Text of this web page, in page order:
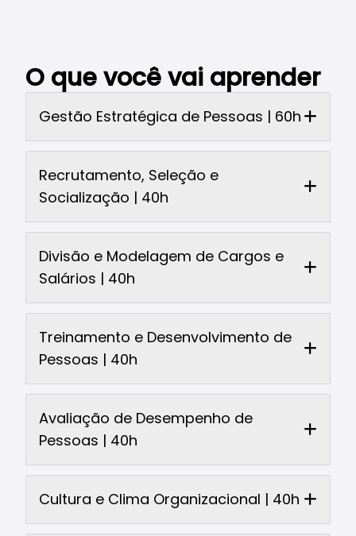
O que você vai aprender
Gestão Estratégica de Pessoas | 60h
Recrutamento, Seleção e
Socialização | 40h
Divisão e Modelagem de Cargos e
Salários | 40h
Treinamento e Desenvolvimento de
Pessoas | 40h
Avaliação de Desempenho de
Pessoas | 40h
Cultura e Clima Organizacional | 40h